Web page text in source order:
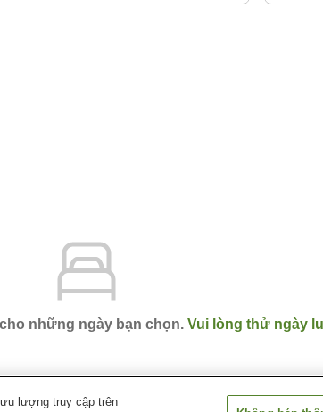
những ngày bạn chọn. Vui lòng thử ngày
lượng truy cập trên